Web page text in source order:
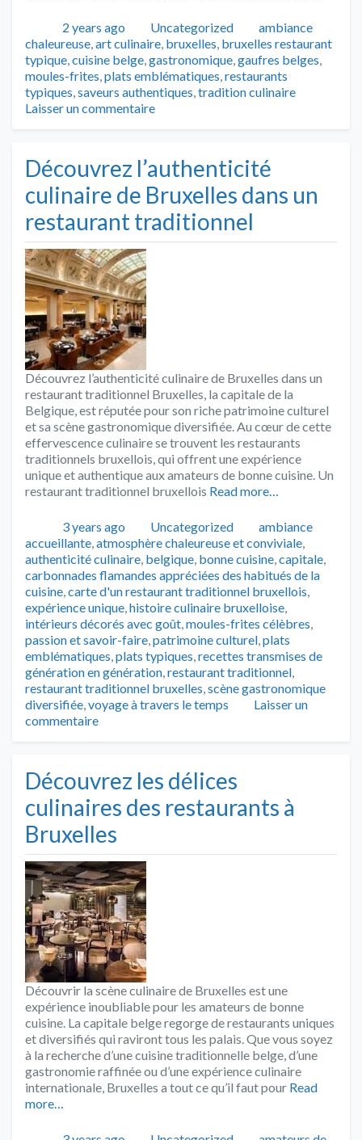
Publié2 years ago Catégories
Uncategorized Tags
ambiance
chaleureuse,art culinaire, bruxelles, bruxelles restaurant
typique,cuisine belge,gastronomique,gaufres belges,
moules-frites,plats emblématiques,restaurants
typiques,saveurs authentiques,tradition culinaire
Laisser un commentaire
Découvrez l’authenticité
culinaire de Bruxelles dans un
restaurant traditionnel
Découvrez l’authenticité culinaire de Bruxelles dans un
restaurant traditionnel Bruxelles, la capitale de la
Belgique, est réputée pour son riche patrimoine culturel
et sa scène gastronomique diversifiée. Au cœur de cette
effervescence culinaire se trouvent les restaurants
traditionnels bruxellois, qui offrent une expérience
unique et authentique aux amateurs de bonne cuisine. Un
restaurant traditionnel bruxellois Read more…
Publié3 years ago Catégories
Uncategorized Tags
ambiance
accueillante,atmosphère chaleureuse et conviviale,
authenticité culinaire, belgique, bonne cuisine,capitale,
carbonnades flamandes appréciées des habitués de la
cuisine,carte d'un restaurant traditionnel bruxellois,
expérience unique,histoire culinaire bruxelloise,
intérieurs décorés avec goût,moules-frites célèbres,
passion et savoir-faire,patrimoine culturel,plats
emblématiques,plats typiques,recettes transmises de
génération en génération,restaurant traditionnel,
restaurant traditionnel bruxelles,scène gastronomique
diversifiée,voyage à travers le temps
Laisser un
commentaire
Découvrez les délices
culinaires des restaurants à
Bruxelles
Découvrir la scène culinaire de Bruxelles est une
expérience inoubliable pour les amateurs de bonne
cuisine. La capitale belge regorge de restaurants uniques
et diversifiés qui raviront tous les palais. Que vous soyez
à la recherche d’une cuisine traditionnelle belge, d’une
gastronomie raffinée ou d’une expérience culinaire
internationale, Bruxelles a tout ce qu’il faut pour Read
more…